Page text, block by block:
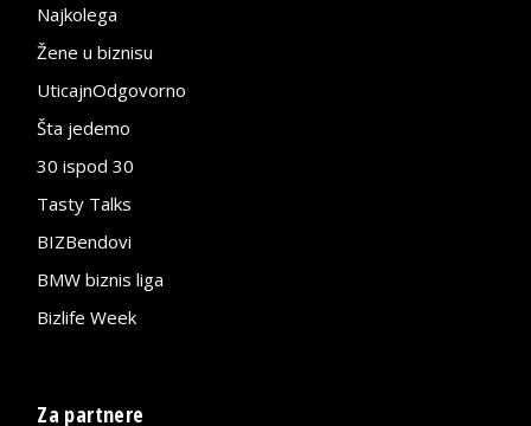
Najkolega
Žene u biznisu
UticajnOdgovorno
Šta jedemo
30 ispod 30
Tasty Talks
BIZBendovi
BMW biznis liga
Bizlife Week
Za partnere